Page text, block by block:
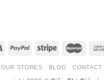
OUR STORES BLOG CONTACT